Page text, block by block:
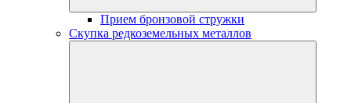
Прием бронзовой стружки
Скупка редкоземельных металлов